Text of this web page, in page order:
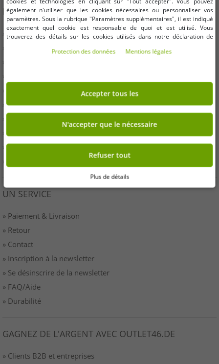
INFORMATION
» Entreprises
» Vos avantages
» Produits originaux et récompenses Outlet46
» Presse
» Droit de rétractation
» Conditions
» Imprimer
» Élimination de la batterie
» protection des données
» Paramètres des cookies
UN SERVICE
» Paiement & Livraison
» Retour
» Contact
» Inscription à la newsletter
» Se désinscrire de la newsletter
» FAQ/Aide
» Durabilité
GAGNEZ DE L'ARGENT AVEC OUTLET46.DE
» Clients B2B et entreprises
également n'utiliser que les cookies nécessaires ou personnaliser vos
paramètres. Sous la rubrique "Paramètres supplémentaires", il est indiqué
exactement quel cookie est responsable de quoi et est utilisé. Vous
trouverez des détails sur les cookies utilisés dans notre déclaration de
consentement à tout moment. Les coordonnées se trouvent dans les
Protection des données Mentions légales
Accepter tous les
N'accepter que le nécessaire
Refuser tout
Plus de détails